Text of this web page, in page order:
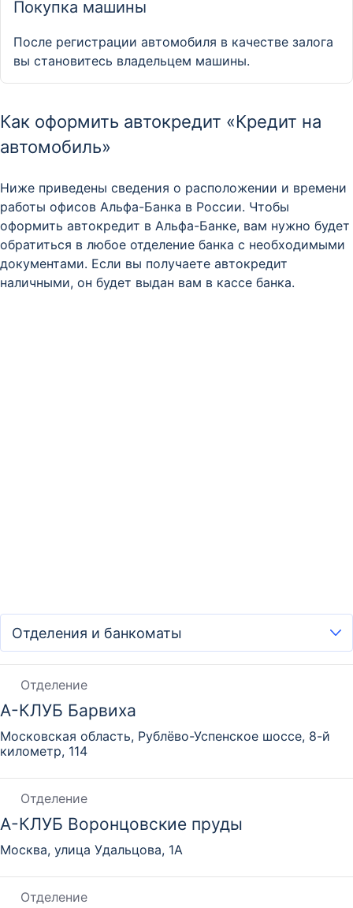
Покупка машины
После регистрации автомобиля в качестве залога
вы становитесь владельцем машины.
Как оформить автокредит «Кредит на
автомобиль»
Ниже приведены сведения о расположении и времени
работы офисов Альфа-Банка в России. Чтобы
оформить автокредит в Альфа-Банке, вам нужно будет
обратиться в любое отделение банка с необходимыми
документами. Если вы получаете автокредит
наличными, он будет выдан вам в кассе банка.
Отделение
А-КЛУБ Барвиха
Московская область, Рублёво-Успенское шоссе, 8-й
километр, 114
Отделение
А-КЛУБ Воронцовские пруды
Москва, улица Удальцова, 1А
Отделение